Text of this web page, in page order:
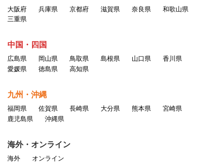
大阪府 兵庫県 京都府 滋賀県 奈良県
和歌山県
三重県
中国・四国
広島県 岡山県 鳥取県 島根県 山口県
香川県
愛媛県
徳島県 高知県
九州・沖縄
福岡県 佐賀県 長崎県 大分県 熊本県
宮崎県
鹿児島県
沖縄県
海外・オンライン
海外 オンライン